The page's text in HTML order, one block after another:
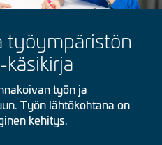
työympäristön
työn ja
Työn lähtökohtana on
kehitys.